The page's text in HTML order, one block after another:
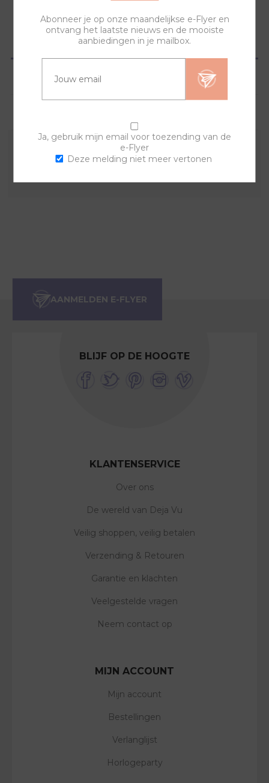
OVERZICHT
SPECIFICATIES
Combineer deze sierring met een van de andere
BLIJF OP DE HOOGTE
KLANTENSERVICE
Over ons
De wereld van Deja Vu
Veilig shoppen, veilig betalen
Verzending & Retouren
Garantie en klachten
Veelgestelde vragen
Neem contact op
MIJN ACCOUNT
Mijn account
Bestellingen
Verlanglijst
Horlogeparty
Abonneer je op onze maandelijkse e-Flyer en
ontvang het laatste nieuws en de mooiste
aanbiedingen in je mailbox.
Ja, gebruik mijn email voor toezending van de
e-Flyer
Deze melding niet meer vertonen